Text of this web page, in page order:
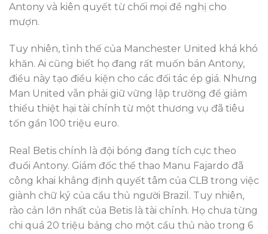
Antony và kiên quyết từ chối mọi đề nghị cho
mượn.
Tuy nhiên, tình thế của Manchester United khá khó
khăn. Ai cũng biết họ đang rất muốn bán Antony,
điều này tạo điều kiện cho các đối tác ép giá. Nhưng
Man United vẫn phải giữ vững lập trường để giảm
thiểu thiệt hại tài chính từ một thương vụ đã tiêu
tốn gần 100 triệu euro.
Real Betis chính là đội bóng đang tích cực theo
đuổi Antony. Giám đốc thể thao Manu Fajardo đã
công khai khẳng định quyết tâm của CLB trong việc
giành chữ ký của cầu thủ người Brazil. Tuy nhiên,
rào cản lớn nhất của Betis là tài chính. Họ chưa từng
chi quá 20 triệu bảng cho một cầu thủ nào trong 6